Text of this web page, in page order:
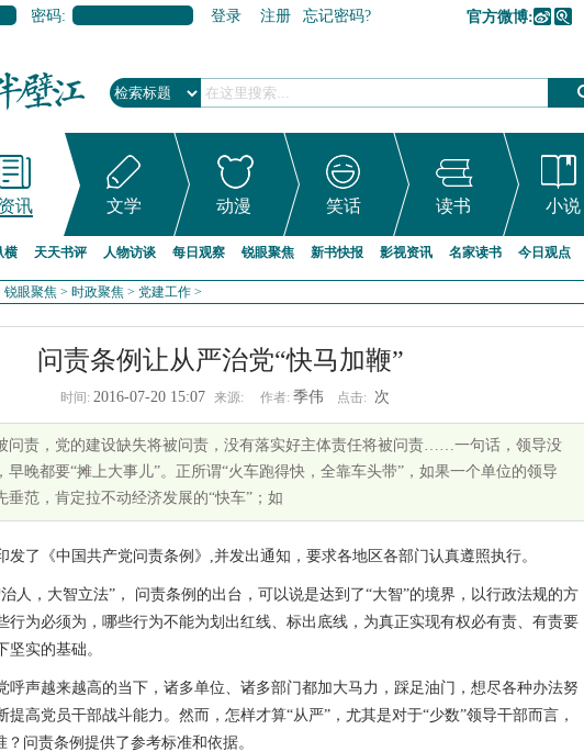
密码: 登录 注册 忘记密码? 官方微博:
资讯 文学 动漫 笑话 读书 小说
横 天天书评 人物访谈 每日观察 锐眼聚焦 新书快报 影视资讯 名家读书 今日观点
锐眼聚焦 > 时政聚焦 > 党建工作 >
问责条例让从严治党“快马加鞭”
时间: 2016-07-20 15:07 来源: 作者: 季伟 点击: 次
问责，党的建设缺失将被问责，没有落实好主体责任将被问责……一句话，领导没
早晚都要“摊上大事儿”。正所谓“火车跑得快，全靠车头带”，如果一个单位的领导
垂范，肯定拉不动经济发展的“快车”；如
发了《中国共产党问责条例》,并发出通知，要求各地区各部门认真遵照执行。
人，大智立法”， 问责条例的出台，可以说是达到了“大智”的境界，以行政法规的方
行为必须为，哪些行为不能为划出红线、标出底线，为真正实现有权必有责、有责要
坚实的基础。
呼声越来越高的当下，诸多单位、诸多部门都加大马力，踩足油门，想尽各种办法努
提高党员干部战斗能力。然而，怎样才算“从严”，尤其是对于“少数”领导干部而言，
？问责条例提供了参考标准和依据。